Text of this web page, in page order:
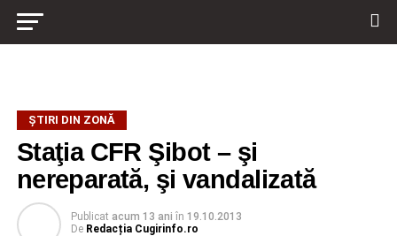
ŞTIRI DIN ZONĂ
Staţia CFR Şibot – şi
nereparată, şi vandalizată
Publicat acum 13 ani în 19.10.2013
De Redacția Cugirinfo.ro